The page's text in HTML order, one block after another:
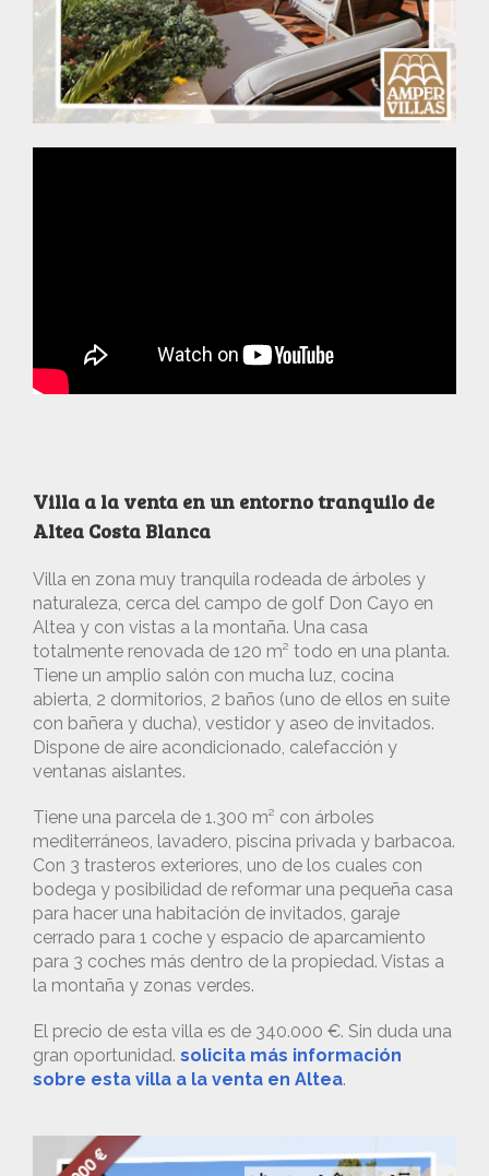
Villa a la venta en un entorno tranquilo de
Altea Costa Blanca
Villa en zona muy tranquila rodeada de árboles y
naturaleza, cerca del campo de golf Don Cayo en
Altea y con vistas a la montaña. Una casa
totalmente renovada de 120 m² todo en una planta.
Tiene un amplio salón con mucha luz, cocina
abierta, 2 dormitorios, 2 baños (uno de ellos en suite
con bañera y ducha), vestidor y aseo de invitados.
Dispone de aire acondicionado, calefacción y
ventanas aislantes.
Tiene una parcela de 1.300 m² con árboles
mediterráneos, lavadero, piscina privada y barbacoa.
Con 3 trasteros exteriores, uno de los cuales con
bodega y posibilidad de reformar una pequeña casa
para hacer una habitación de invitados, garaje
cerrado para 1 coche y espacio de aparcamiento
para 3 coches más dentro de la propiedad. Vistas a
la montaña y zonas verdes.
El precio de esta villa es de 340.000 €. Sin duda una
gran oportunidad. solicita más información
sobre esta villa a la venta en Altea.